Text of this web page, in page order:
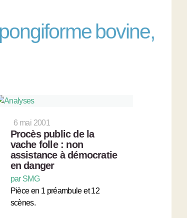
bovine,
6 mai 2001
Procès public de la
vache folle : non
assistance à démocratie
en danger
par SMG
Pièce en 1 préambule et 12
scènes.